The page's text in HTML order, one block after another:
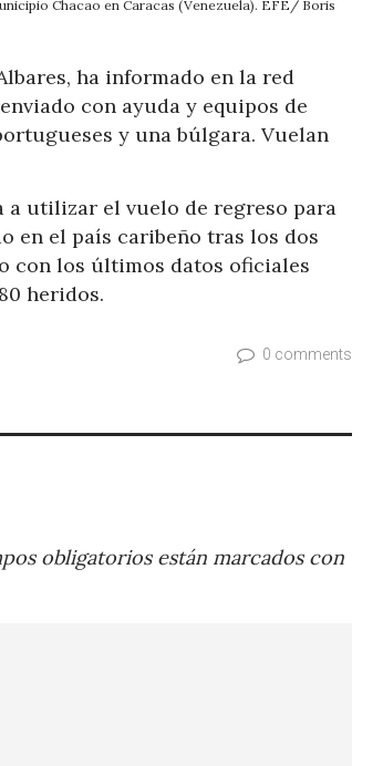
Chacao en Caracas (Venezuela). EFE/ Boris
ha informado en la red
con ayuda y equipos de
y una búlgara. Vuelan
a utilizar el vuelo de regreso para
en el país caribeño tras los dos
con los últimos datos oficiales
heridos.
0 comments
obligatorios están marcados con